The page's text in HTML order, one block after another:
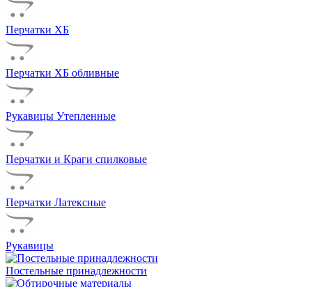
Перчатки ХБ
Перчатки ХБ обливные
Рукавицы Утепленные
Перчатки и Краги спилковые
Перчатки Латексные
Рукавицы
Постельные принадлежности